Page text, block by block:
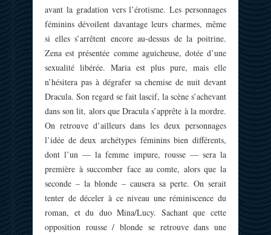
avant la gradation vers l’érotisme. Les personnages
féminins dévoilent davantage leurs charmes, même
si elles s’arrêtent encore au-dessus de la poitrine.
Zena est présentée comme aguicheuse, dotée d’une
sexualité libérée. Maria est plus pure, mais elle
n’hésitera pas à dégrafer sa chemise de nuit devant
Dracula. Son regard se fait lascif, la scène s’achevant
dans son lit, alors que Dracula s’apprête à la mordre.
On retrouve d’ailleurs dans les deux personnages
l’idée de deux archétypes féminins bien différents,
dont l’un — la femme impure, rousse — sera la
première à succomber face au comte, alors que la
seconde – la blonde – causera sa perte. On serait
tenter de déceler à ce niveau une réminiscence du
roman, et du duo Mina/Lucy. Sachant que cette
opposition rousse / blonde se retrouve dans une